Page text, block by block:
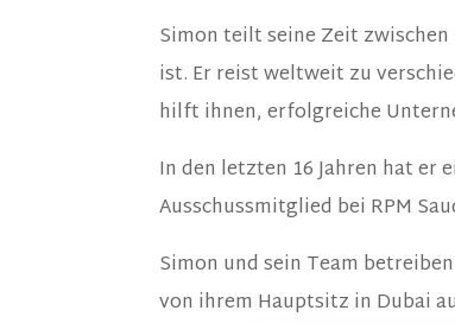
Simon teilt seine Zeit
ist. Er reist weltweit zu
hilft ihnen, erfolgreiche
In den letzten 16 Jahren hat
Ausschussmitglied bei RPM
Simon und sein Team
von ihrem Hauptsitz in Dubai